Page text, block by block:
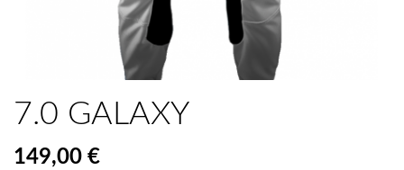
7.0 GALAXY
149,00 €